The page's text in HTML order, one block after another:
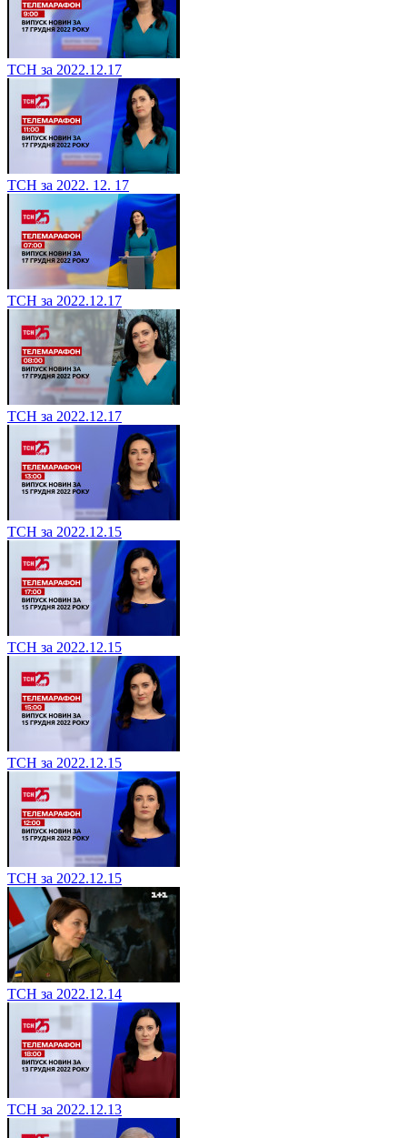
ТСН за 2022.12.17
ТСН за 2022. 12. 17
ТСН за 2022.12.17
ТСН за 2022.12.17
ТСН за 2022.12.15
ТСН за 2022.12.15
ТСН за 2022.12.15
ТСН за 2022.12.15
ТСН за 2022.12.14
ТСН за 2022.12.13